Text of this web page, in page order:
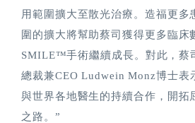
用範圍擴大至散光治療。造福更多
圍的擴大將幫助蔡司獲得更多臨
SMILE™手術繼續成長。對此，蔡
總裁兼CEO Ludwein Monz博士表
與世界各地醫生的持續合作，開拓
之路。”